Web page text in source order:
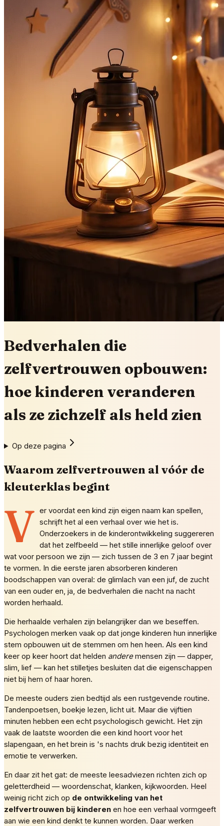
Bedverhalen die
zelfvertrouwen opbouwen:
hoe kinderen veranderen
als ze zichzelf als held zien
Op deze pagina
Waarom zelfvertrouwen al vóór de
kleuterklas begint
V er voordat een kind zijn eigen naam kan spellen,
schrijft het al een verhaal over wie het is.
Onderzoekers in de kinderontwikkeling suggereren
dat het zelfbeeld — het stille innerlijke geloof over
wat voor persoon we zijn — zich tussen de 3 en 7 jaar begint
te vormen. In die eerste jaren absorberen kinderen
boodschappen van overal: de glimlach van een juf, de zucht
van een ouder en, ja, de bedverhalen die nacht na nacht
worden herhaald.
Die herhaalde verhalen zijn belangrijker dan we beseffen.
Psychologen merken vaak op dat jonge kinderen hun innerlijke
stem opbouwen uit de stemmen om hen heen. Als een kind
keer op keer hoort dat helden anderemensen zijn — dapper,
slim, lief — kan het stilletjes besluiten dat die eigenschappen
niet bij hem of haar horen.
De meeste ouders zien bedtijd als een rustgevende routine.
Tandenpoetsen, boekje lezen, licht uit. Maar die vijftien
minuten hebben een echt psychologisch gewicht. Het zijn
vaak de laatste woorden die een kind hoort voor het
slapengaan, en het brein is 's nachts druk bezig identiteit en
emotie te verwerken.
En daar zit het gat: de meeste leesadviezen richten zich op
geletterdheid — woordenschat, klanken, kijkwoorden. Heel
weinig richt zich op de ontwikkeling van het
zelfvertrouwen bij kinderen en hoe een verhaal vormgeeft
aan wie een kind denkt te kunnen worden. Daar werken